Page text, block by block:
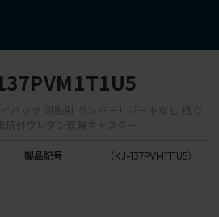
バック 可動肘 ランバーサポートなし 抗ウ
抗付ウレタン双輪キャスター
製品記号 （KJ-137PVM1T1U5）